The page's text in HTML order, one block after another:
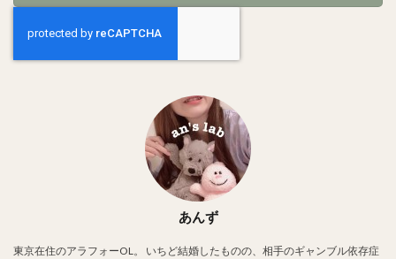
あんず
東京在住のアラフォーOL。 いちど結婚したものの、相手のギャンブル依存症